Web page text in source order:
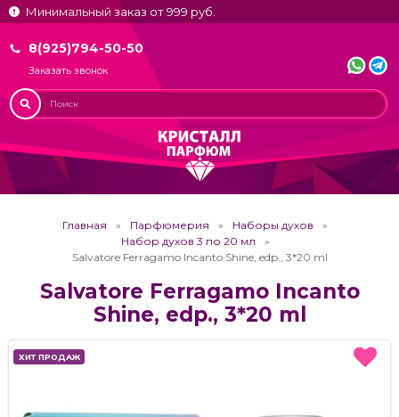
Минимальный заказ от 999 руб.
8(925)794-50-50
Заказать звонок
Главная Парфюмерия
Наборы духов
Набор духов 3 по 20 мл
Salvatore Ferragamo Incanto Shine, edp., 3*20 ml
Salvatore Ferragamo Incanto
Shine, edp., 3*20 ml
ХИТ ПРОДАЖ
ХИТ ПРОДАЖ